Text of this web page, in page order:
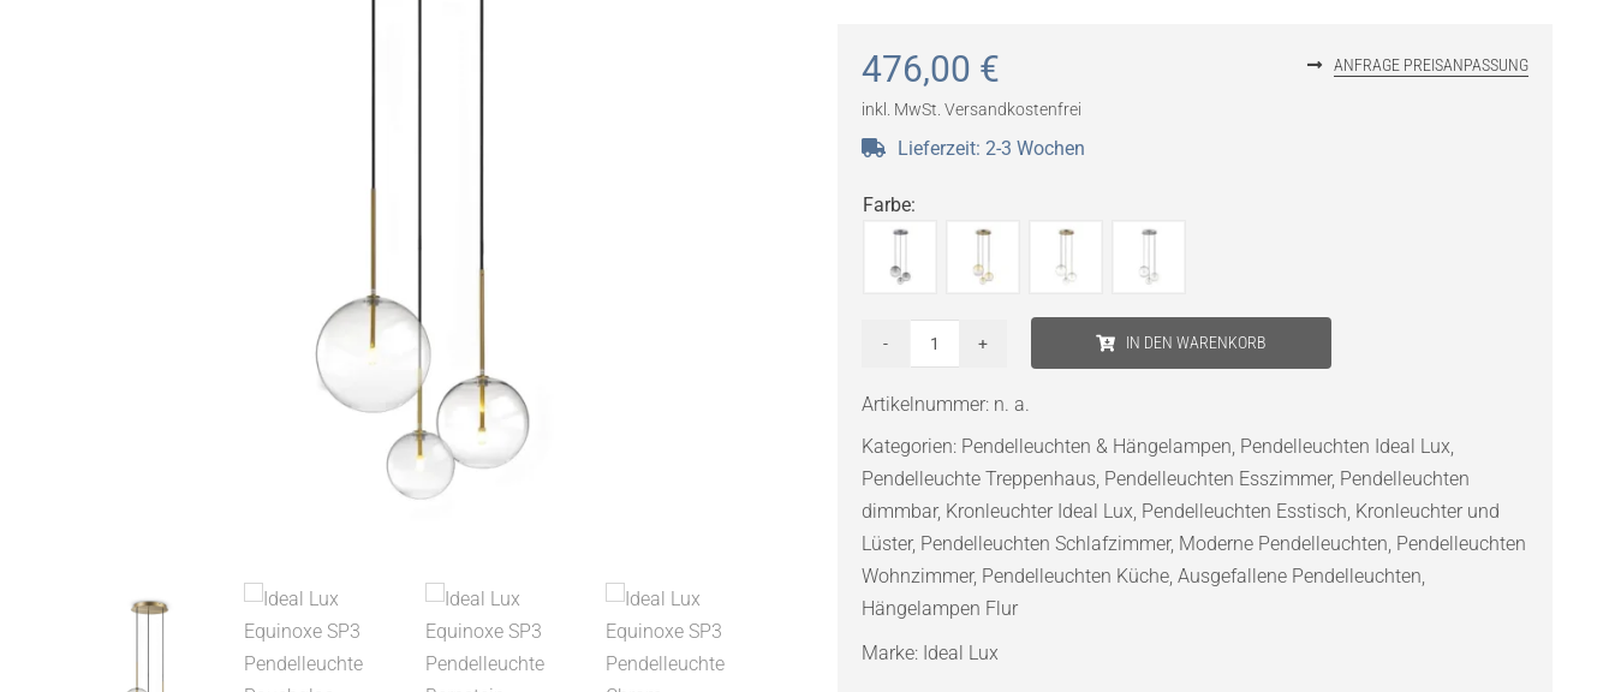
476,00 €
inkl. MwSt. Versandkostenfrei
ANFRAGE PREISANPASSUNG
Lieferzeit: 2-3 Wochen
Farbe:
SP3
Pendelleuchte
Menge
IN DEN WARENKORB
Artikelnummer: n. a.
Kategorien: Pendelleuchten & Hängelampen, Pendelleuchten Ideal Lux,
Pendelleuchte Treppenhaus, Pendelleuchten Esszimmer, Pendelleuchten
dimmbar, Kronleuchter Ideal Lux, Pendelleuchten Esstisch, Kronleuchter und
Lüster, Pendelleuchten Schlafzimmer, Moderne Pendelleuchten, Pendelleuchten
Wohnzimmer, Pendelleuchten Küche, Ausgefallene Pendelleuchten,
Hängelampen Flur
Marke: Ideal Lux